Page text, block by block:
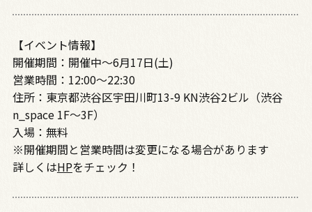
【イベント情報】
開催期間：開催中～6月17日(土)
営業時間： 12:00～22:30
住所：東京都渋谷区宇田川町13-9 KN渋谷2ビル（渋谷
n_space 1F～3F）
入場：無料
※開催期間と営業時間は変更になる場合があります
詳しくはHPをチェック！